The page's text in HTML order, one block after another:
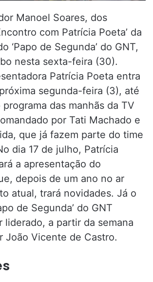
Manoel Soares, dos
com Patrícia Poeta’ da
‘Papo de Segunda’ do GNT,
nesta sexta-feira (30).
Patrícia Poeta entra
segunda-feira (3), até
das manhãs da TV
por Tati Machado e
que já fazem parte do time
dia 17 de julho, Patrícia
a apresentação do
depois de um ano no ar
atual, trará novidades. Já o
de Segunda’ do GNT
liderado, a partir da semana
João Vicente de Castro.